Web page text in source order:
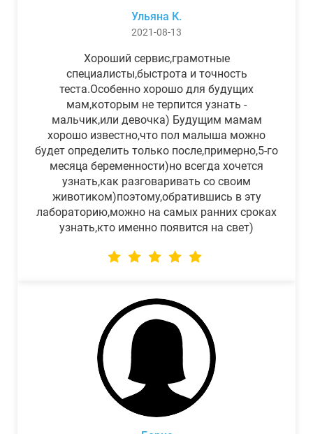
Ульяна К.
2021-08-13
Хороший сервис,грамотные
специалисты,быстрота и точность
теста.Особенно хорошо для будущих
мам,которым не терпится узнать -
мальчик,или девочка) Будущим мамам
хорошо известно,что пол малыша можно
будет определить только после,примерно,5-го
месяца беременности)но всегда хочется
узнать,как разговаривать со своим
животиком)поэтому,обратившись в эту
лабораторию,можно на самых ранних сроках
узнать,кто именно появится на свет)